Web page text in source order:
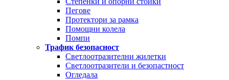
Пегове
Протектори за рамка
Помощни колела
Помпи
Трафик безопасност
Светлоотразителни жилетки
Светлоотразители и безопастност
Огледала